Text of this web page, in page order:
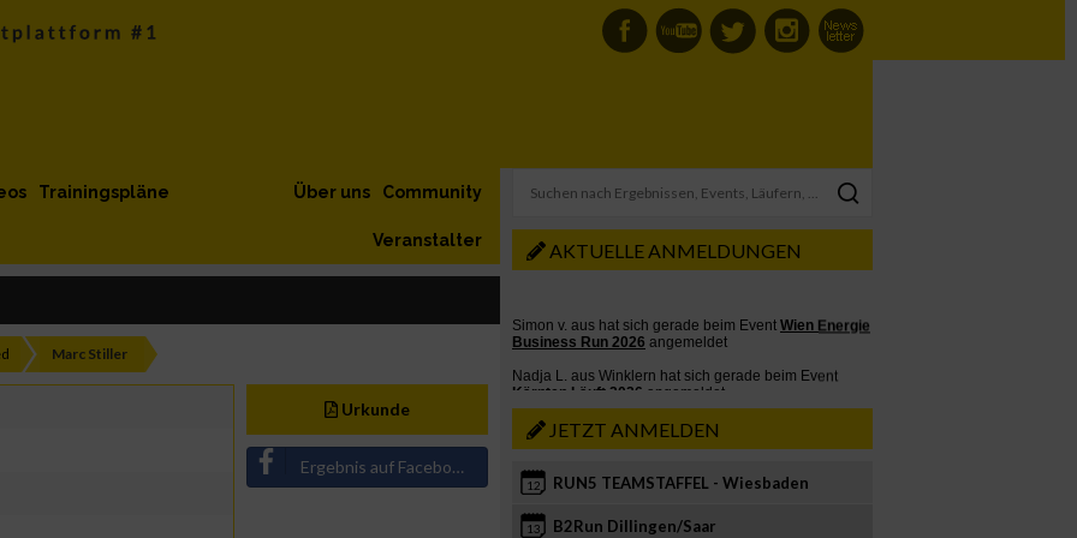
Trainingspläne Community
Über uns
Veranstalter
Marc Stiller
Urkunde
Ergebnis auf Facebook teilen
AKTUELLE ANMELDUNGEN
JETZT ANMELDEN
12 RUN5 TEAMSTAFFEL - Wiesbaden
13 B2Run Dillingen/Saar